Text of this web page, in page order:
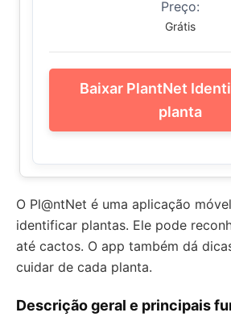
Preço:
Grátis
Baixar PlantNet
planta
O Pl@ntNet é uma aplicação
identificar plantas. Ele pode
até cactos. O app também dá
cuidar de cada planta.
Descrição geral e principais